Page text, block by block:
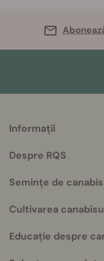
info
Informații
Despre RQS
Semințe de canabis
Cultivarea
Educație despre